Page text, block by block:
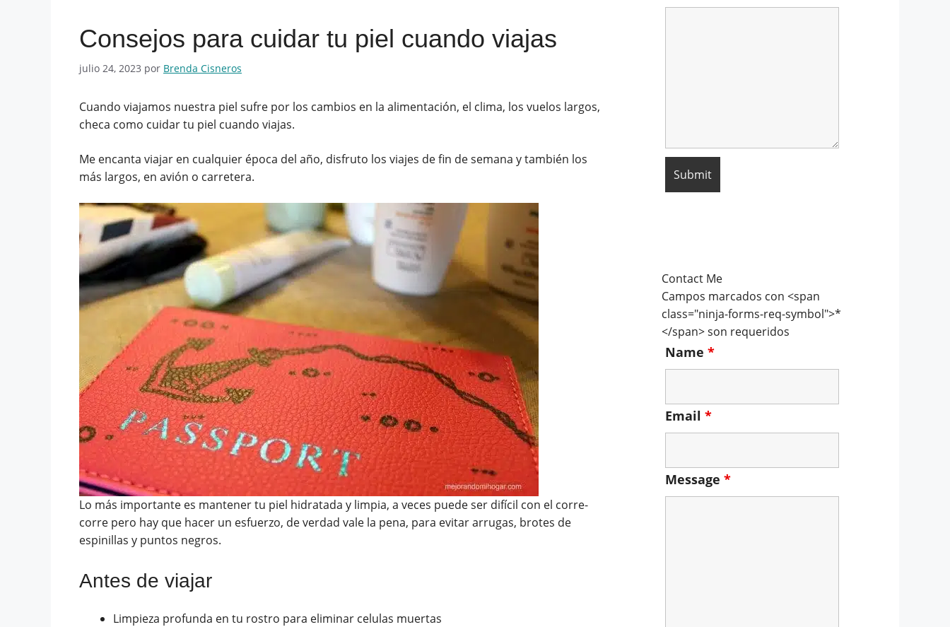
Consejos para cuidar tu piel cuando viajas
julio 24, 2023 por Brenda Cisneros
Cuando viajamos nuestra piel sufre por los cambios en la alimentación, el clima, los vuelos largos,
checa como cuidar tu piel cuando viajas.
Me encanta viajar en cualquier época del año, disfruto los viajes de fin de semana y también los
más largos, en avión o carretera.
Lo más importante es mantener tu piel hidratada y limpia, a veces puede ser difícil con el corre-
corre pero hay que hacer un esfuerzo, de verdad vale la pena, para evitar arrugas, brotes de
espinillas y puntos negros.
Antes de viajar
Limpieza profunda en tu rostro para eliminar celulas muertas
Contact Me
Campos marcados con <span
class="ninja-forms-req-symbol">*
</span> son requeridos
Name *
Email *
Message *